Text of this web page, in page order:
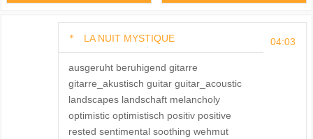
LA NUIT MYSTIQUE 04:03
ausgeruht beruhigend gitarre
gitarre_akustisch guitar guitar_acoustic
landscapes landschaft melancholy
optimistic optimistisch positiv positive
rested sentimental soothing wehmut